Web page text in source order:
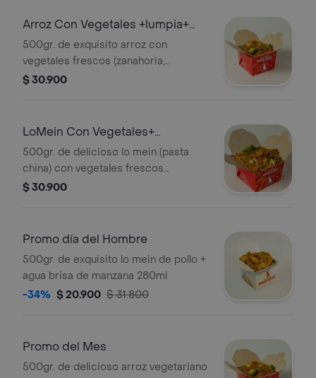
Arroz Con Vegetales +lumpia+
brisa mnzna
500gr. de exquisito arroz con
vegetales frescos (zanahoria,
pimentón, cebolla, champiñones,
zanahorita y un toque de jamón con
especisa que e dan ese sabor único y
oriental) + agua brisa manzana 280ml
$ 30.900
LoMein Con Vegetales+
lumpia+brisa mnzna
500gr. de delicioso lo mein (pasta
china) con vegetales frescos
(zanahoria, pimentón, cebolla,
vegetal (repollo, zanahoria y un toque
ese sabor único y oriental) + agua
brisa manzana 280ml
$ 30.900
Promo día del Hombre
500gr. de exquisito lo mein de pollo +
agua brisa de manzana 280ml
-34% $ 20.900 $ 31.800
Promo del Mes
500gr. de delicioso arroz vegetariano